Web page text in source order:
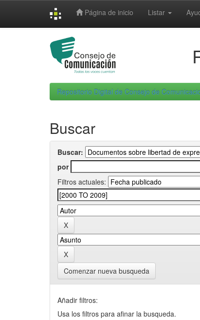
Página de inicio Listar
Repositorio Digital de Consejo de
Buscar
Buscar:
por
Filtros actuales:
Comenzar nueva busqueda
Añadir filtros:
Usa los filtros para afinar la busqueda.